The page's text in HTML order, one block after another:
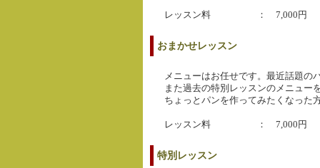
レッスン料 ： 7,000円
おまかせレッスン
メニューはお任せです。最近話題の
また過去の特別レッスンのメニュー
ちょっとパンを作ってみたくなった
レッスン料 ： 7,000円
特別レッスン